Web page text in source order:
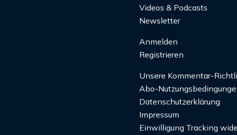
Videos & Podcasts
Newsletter
Anmelden
Registrieren
Unsere Kommentar-
Abo-
Datenschutzerklärung
Impressum
Einwilligung Tracking